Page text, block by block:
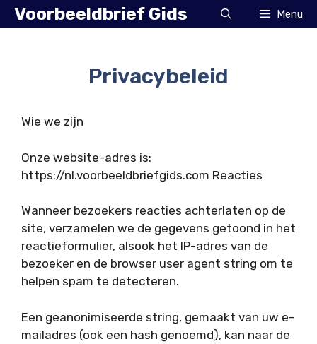
Ga
naar
Voorbeeldbrief Gids Menu
Privacybeleid
Wie we zijn
Onze website-adres is:
https://nl.voorbeeldbriefgids.com Reacties
Wanneer bezoekers reacties achterlaten op de
site, verzamelen we de gegevens getoond in het
reactieformulier, alsook het IP-adres van de
bezoeker en de browser user agent string om te
helpen spam te detecteren.
Een geanonimiseerde string, gemaakt van uw e-
mailadres (ook een hash genoemd), kan naar de